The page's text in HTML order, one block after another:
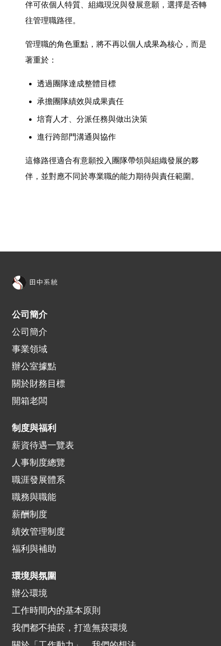
伴可依個人特質、組織現況與發展意願，選擇是否轉
往管理職路徑。
管理職的角色重點，將不再以個人成果為核心，而是
著重於：
透過團隊達成整體目標
承擔團隊績效與成果責任
培育人才、分派任務與做出決策
進行跨部門溝通與協作
這條路徑適合有意願投入團隊帶領與組織發展的夥
伴，並對應不同於專業職的能力期待與責任範圍。
公司簡介
公司​簡介​
事業領域
辦公室據點
關於財務目標
開箱​老闆
制度與福利
薪資待遇一覽表
人事制度總覽
職涯發展體系
職務與職能
薪酬制度
績效管理制度
福利與補助
環境與氛圍
辦公環境
工作時間內的基本原則
我們都不抽菸，打造無菸環境